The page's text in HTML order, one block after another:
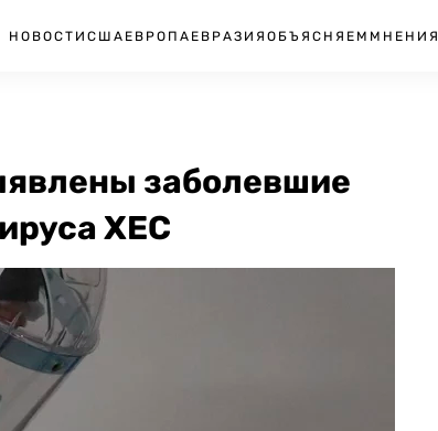
НОВОСТИ США ЕВРОПА ЕВРАЗИЯ ОБЪЯСНЯЕМ МНЕНИЯ
заболевшие
XEC